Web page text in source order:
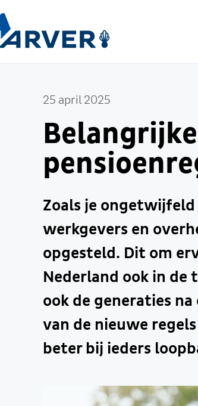
25 april 2025
Zoals je
werkgevers en
opgesteld. Dit om
Nederland ook in de
ook de generaties
van de nieuwe
beter bij ieders